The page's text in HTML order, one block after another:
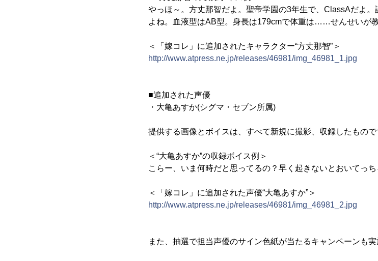
やっほ～。方丈那智だよ。聖帝学園の3年生で、ClassAだよ
よね。血液型はAB型。身長は179cmで体重は……せんせいが
＜「嫁コレ」に追加されたキャラクター“方丈那智”＞
http://www.atpress.ne.jp/releases/46981/img_46981_1.jpg
■追加された声優
・大亀あすか(シグマ・セブン所属)
提供する画像とボイスは、すべて新規に撮影、収録したもので
＜“大亀あすか”の収録ボイス例＞
こらー、いま何時だと思ってるの？早く起きないとおいてっち
＜「嫁コレ」に追加された声優“大亀あすか”＞
http://www.atpress.ne.jp/releases/46981/img_46981_2.jpg
また、抽選で担当声優のサイン色紙が当たるキャンペーンも実